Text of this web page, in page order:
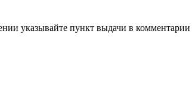
указывайте пункт выдачи в комментарии